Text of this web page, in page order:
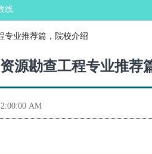
线
专业推荐篇，院校介绍
源勘查工程专业推荐
AM